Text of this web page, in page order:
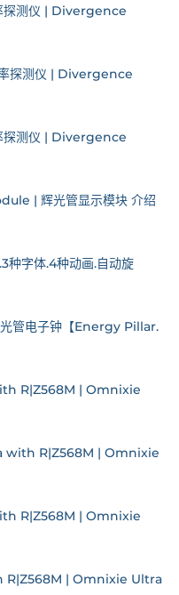
探测仪 | Divergence
探测仪 | Divergence
探测仪 | Divergence
| 辉光管显示模块 介绍
种字体.4种动画.自动旋
管电子钟【Energy Pillar.
R|Z568M | Omnixie
with R|Z568M | Omnixie
R|Z568M | Omnixie
| Omnixie Ultra